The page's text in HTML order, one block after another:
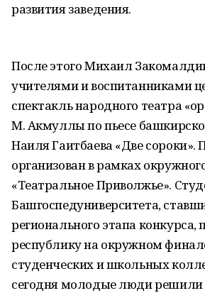
развития заведения.
После этого Михаил
учителями и воспитанниками
спектакль народного театра
М. Акмуллы по пьесе
Наиля Гаитбаева «Две сороки».
организован в рамках
«Театральное Приволжье».
Башгоспедуниверситета,
регионального этапа конкурса,
республику на окружном
студенческих и школьных
сегодня молодые люди решили